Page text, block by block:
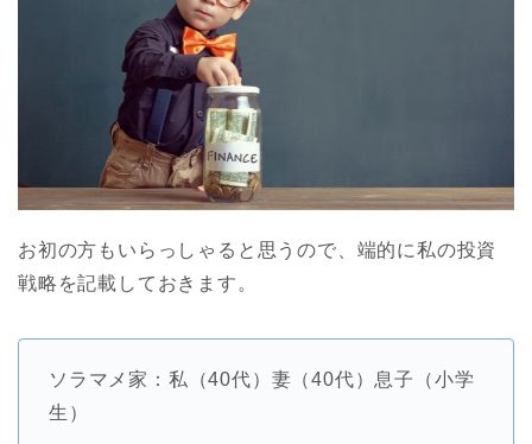
お初の方もいらっしゃると思うので、端的に私の投資
戦略を記載しておきます。
ソラマメ家：私（40代）妻（40代）息子（小学
生）